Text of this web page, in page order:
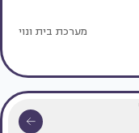
מערכת בית ונוי